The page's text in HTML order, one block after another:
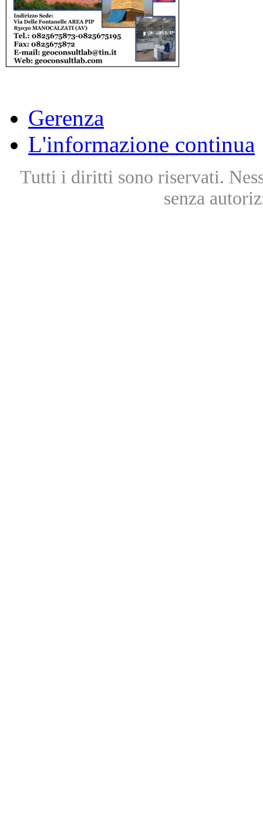
Gerenza
L'informazione continua
Tutti i diritti sono riservati.
senza